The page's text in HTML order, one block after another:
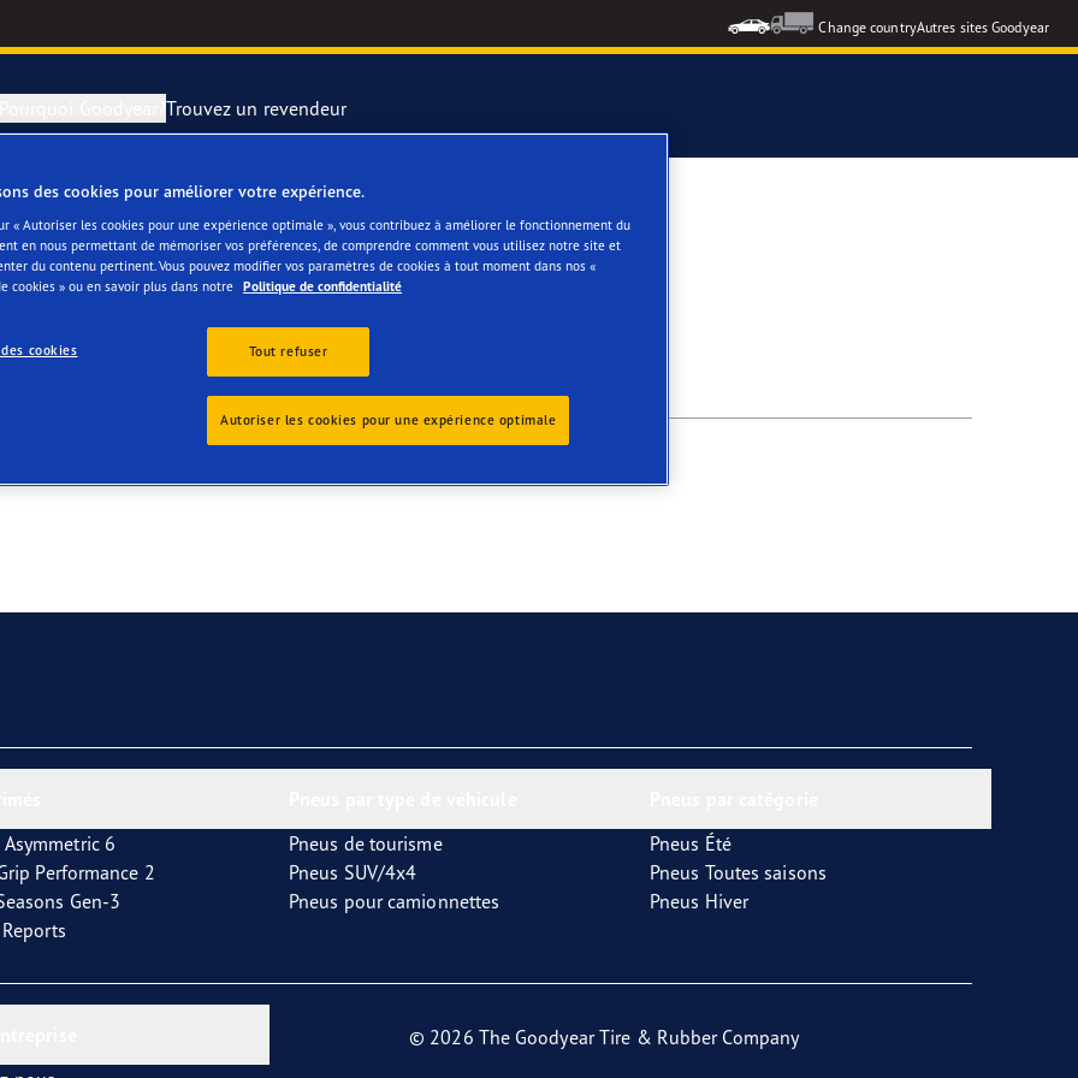
Change countryAutres sites Goodyear
Pourquoi Goodyear?
F1 SuperSport
Performance 2
4Seasons GEN-3
Trouvez un revendeur
Asymmetric 6
Performance 2
Gen-3
Pneus de tourisme
Pneus SUV/4x4
Pneus pour camionnettes
Pneus Été
Pneus Toutes saisons
Pneus Hiver
© 2026 The Goodyear Tire & Rubber Company
des cookies pour améliorer votre expérience.
« Autoriser les cookies pour une expérience optimale », vous contribuez à améliorer le fonctionnement du
en nous permettant de mémoriser vos préférences, de comprendre comment vous utilisez notre site et
du contenu pertinent. Vous pouvez modifier vos paramètres de cookies à tout moment dans nos «
cookies » ou en savoir plus dans notre Politique de confidentialité
cookies Tout refuser
Autoriser les cookies pour une expérience optimale